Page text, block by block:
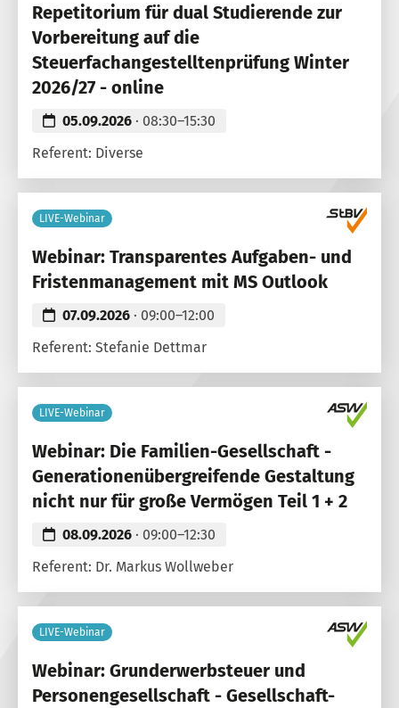
Repetitorium für dual Studierende zur
Vorbereitung auf die
Steuerfachangestelltenprüfung Winter
2026/27 - online
05.09.2026 · 08:30–15:30
Referent: Diverse
LIVE-Webinar
Webinar: Transparentes Aufgaben- und
Fristenmanagement mit MS Outlook
07.09.2026 · 09:00–12:00
Referent: Stefanie Dettmar
LIVE-Webinar
Webinar: Die Familien-Gesellschaft -
Generationenübergreifende Gestaltung
nicht nur für große Vermögen Teil 1 + 2
08.09.2026 · 09:00–12:30
Referent: Dr. Markus Wollweber
LIVE-Webinar
Webinar: Grunderwerbsteuer und
Personengesellschaft - Gesellschaft-